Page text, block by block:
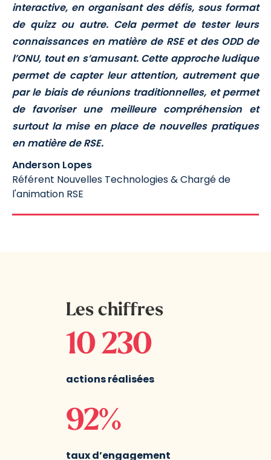
interactive, en organisant des défis, sous format
de quizz ou autre. Cela permet de tester leurs
connaissances en matière de RSE et des ODD de
l’ONU, tout en s’amusant. Cette approche ludique
permet de capter leur attention, autrement que
par le biais de réunions traditionnelles, et permet
de favoriser une meilleure compréhension et
surtout la mise en place de nouvelles pratiques
en matière de RSE.
Anderson Lopes
Référent Nouvelles Technologies & Chargé de
l'animation RSE
Les chiffres
10 230
actions réalisées
92%
taux d’engagement